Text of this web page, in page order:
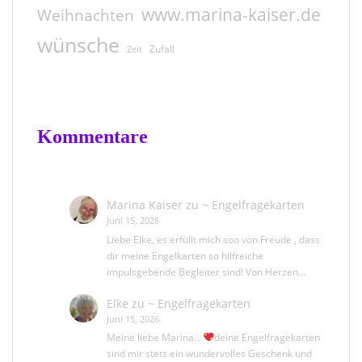
Weihnachten www.marina-kaiser.de
wünsche Zeit Zufall
Kommentare
Marina Kaiserzu ~ Engelfragekarten
Juni 15, 2026
Liebe Elke, es erfüllt mich soo von Freude , dass
dir meine Engelkarten so hilfreiche
impulsgebende Begleiter sind! Von Herzen…
Elke zu ~ Engelfragekarten
Juni 15, 2026
Meine liebe Marina...
deine Engelfragekarten
sind mir stets ein wundervolles Geschenk und